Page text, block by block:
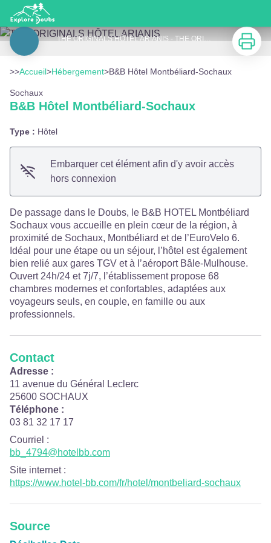
B&B Hôtel Montbéliard-Sochaux
THE ORIGINALS HÔTEL ARIANIS - THE ORIGINALS HÔTEL ARIANIS
Voir l'image en plein écran
Imprimer
>>Accueil>Hébergement>B&B Hôtel Montbéliard-Sochaux
Sochaux
B&B Hôtel Montbéliard-Sochaux
Type : Hôtel
Embarquer cet élément afin d'y avoir accès
hors connexion
De passage dans le Doubs, le B&B HOTEL Montbéliard
Sochaux vous accueille en plein cœur de la région, à
proximité de Sochaux, Montbéliard et de l’EuroVelo 6.
Idéal pour une étape ou un séjour, l’hôtel est également
bien relié aux gares TGV et à l’aéroport Bâle-Mulhouse.
Ouvert 24h/24 et 7j/7, l’établissement propose 68
chambres modernes et confortables, adaptées aux
voyageurs seuls, en couple, en famille ou aux
professionnels.
Contact
Adresse :
11 avenue du Général Leclerc
25600 SOCHAUX
Téléphone :
03 81 32 17 17
Courriel :
bb_4794@hotelbb.com
Site internet:
https://www.hotel-bb.com/fr/hotel/montbeliard-sochaux
Source